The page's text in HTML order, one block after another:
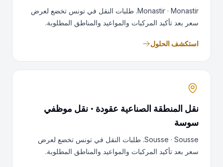
Monastir · Monastir. طلبات النقل في تونس تخضع لعرض
سعر بعد تأكيد المركبات والمواعيد والمناطق المطلوبة.
استكشف الحلول
نقل المنطقة الصناعية عقودة · نقل موظفي
سوسة
Sousse · Sousse. طلبات النقل في تونس تخضع لعرض
سعر بعد تأكيد المركبات والمواعيد والمناطق المطلوبة.